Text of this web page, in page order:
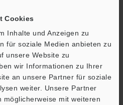
Cookies
Inhalte und Anzeigen zu
für soziale Medien anbieten zu
unsere Website zu
wir Informationen zu Ihrer
an unsere Partner für soziale
weiter. Unsere Partner
mit weiteren